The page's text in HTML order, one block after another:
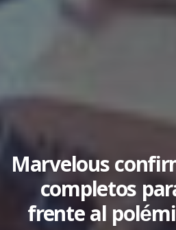
Marvelous
completos
frente al